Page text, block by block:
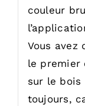
couleur
Vous avez
le premier
sur le bois
toujours,